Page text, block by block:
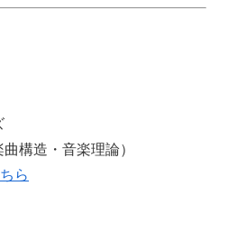
構造・音楽理論）
ら